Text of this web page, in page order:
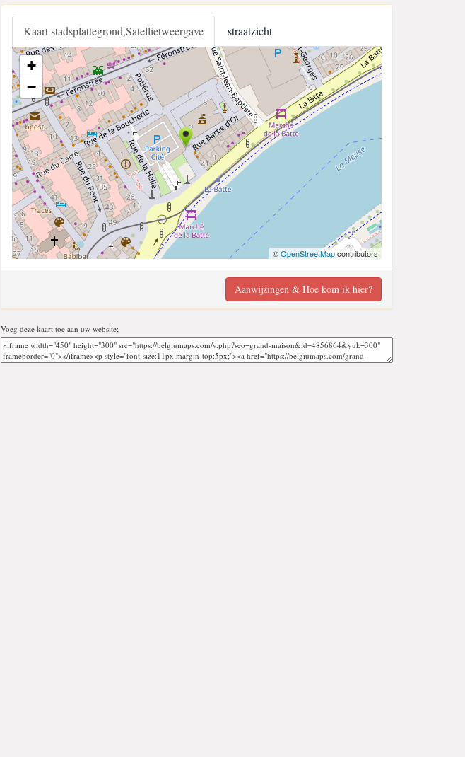
Kaart stadsplattegrond,Satellietweergave straatzicht
+
−
©OpenStreetMapcontributors
Aanwijzingen & Hoe kom ik hier?
Voeg deze kaart toe aan uw website;